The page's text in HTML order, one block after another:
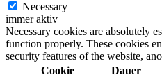
Necessary
immer aktiv
Necessary cookies are absolutely
function properly. These cookies
security features of the website,
Cookie
Dauer